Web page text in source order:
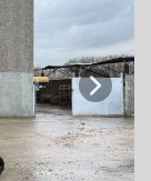
Next